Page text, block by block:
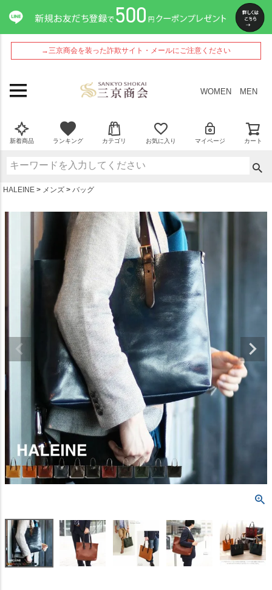
→三京商会を装った詐欺サイト・メールにご注意ください
WOMEN MEN
新着商品 ランキング カテゴリ お気に入り マイページ カート
HALEINE メンズ バッグ
ペー
ジト
ップ
へ